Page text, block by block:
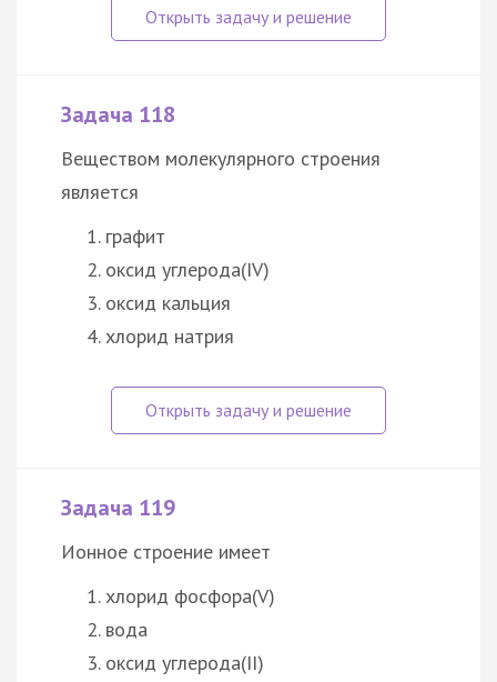
Задача 118
Веществом молекулярного строения
является
графит
оксид углерода(IV)
оксид кальция
хлорид натрия
Задача 119
Ионное строение имеет
хлорид фосфора(V)
вода
оксид углерода(II)